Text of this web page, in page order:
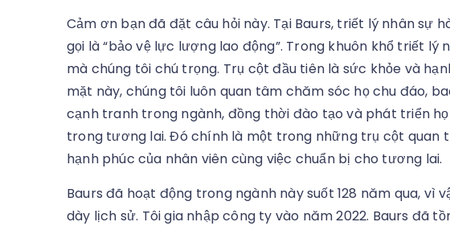
Cảm ơn bạn đã đặt câu hỏi này. Tại Baurs, triết lý nhân sự
gọi là “bảo vệ lực lượng lao động”. Trong khuôn khổ triết
mà chúng tôi chú trọng. Trụ cột đầu tiên là sức khỏe và
mặt này, chúng tôi luôn quan tâm chăm sóc họ chu đáo,
cạnh tranh trong ngành, đồng thời đào tạo và phát triển
trong tương lai. Đó chính là một trong những trụ cột quan
hạnh phúc của nhân viên cùng việc chuẩn bị cho tương lai.
Baurs đã hoạt động trong ngành này suốt 128 năm qua, vì
dày lịch sử. Tôi gia nhập công ty vào năm 2022. Baurs đã